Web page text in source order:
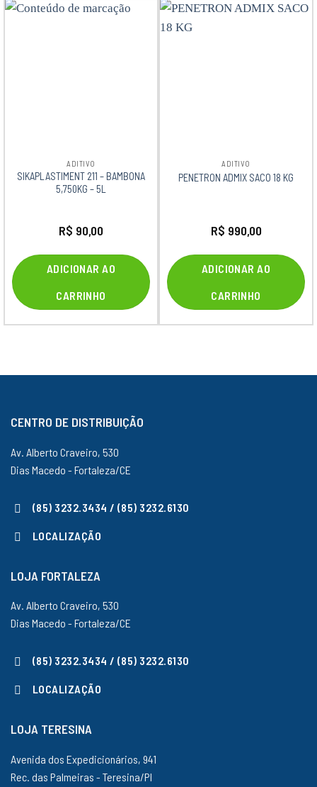
ADITIVO
SIKAPLASTIMENT 211 – BAMBONA
5,750KG – 5L
R$ 90,00
ADICIONAR AO
CARRINHO
ADITIVO
PENETRON ADMIX SACO 18 KG
R$ 990,00
ADICIONAR AO
CARRINHO
CENTRO DE DISTRIBUIÇÃO
Av. Alberto Craveiro, 530
Dias Macedo - Fortaleza/CE
(85) 3232.3434 / (85) 3232.6130
LOCALIZAÇÃO
LOJA FORTALEZA
Av. Alberto Craveiro, 530
Dias Macedo - Fortaleza/CE
(85) 3232.3434 / (85) 3232.6130
LOCALIZAÇÃO
LOJA TERESINA
Avenida dos Expedicionários, 941
Rec. das Palmeiras - Teresina/PI